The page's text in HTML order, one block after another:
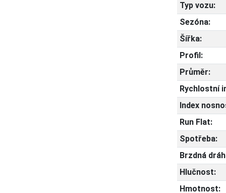
Typ vozu:
Sezóna:
Šířka:
Profil:
Průměr:
Rychlostní
Index
Run Flat:
Spotřeba:
Brzdná
Hlučnost:
Hmotnost: